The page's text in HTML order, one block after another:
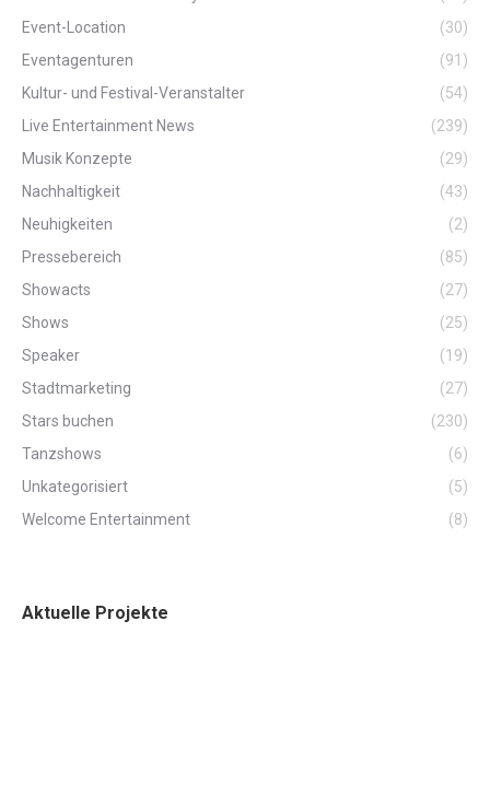
Event-Location
(30)
Eventagenturen
(91)
Kultur- und Festival-Veranstalter
(54)
Live Entertainment News
(239)
Musik Konzepte
(29)
Nachhaltigkeit
(43)
Neuhigkeiten
(2)
Pressebereich
(85)
Showacts
(27)
Shows
(25)
Speaker
(19)
Stadtmarketing
(27)
Stars buchen
(230)
Tanzshows
(6)
Unkategorisiert
(5)
Welcome Entertainment
(8)
Aktuelle Projekte